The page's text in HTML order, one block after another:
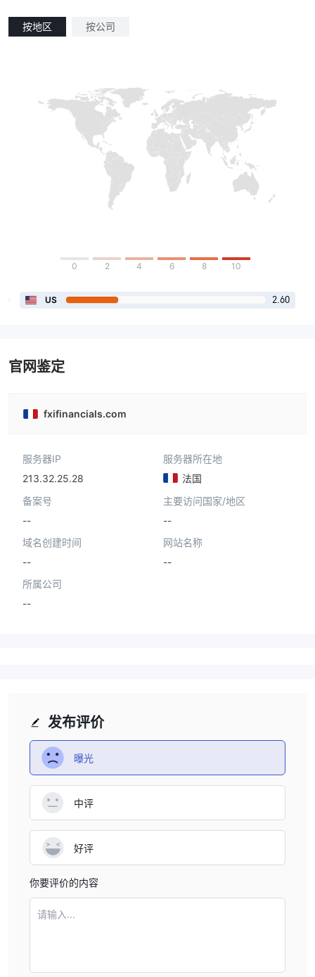
按地区 按公司
0 2 4 6 8 10
US 2.60
官网鉴定
fxifinancials.com
服务器IP
213.32.25.28
服务器所在地
法国
备案号
--
主要访问国家/地区
--
域名创建时间
--
网站名称
--
所属公司
--
发布评价
曝光
中评
好评
你要评价的内容
请输入...